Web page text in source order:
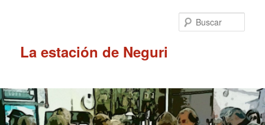
La estación de Neguri